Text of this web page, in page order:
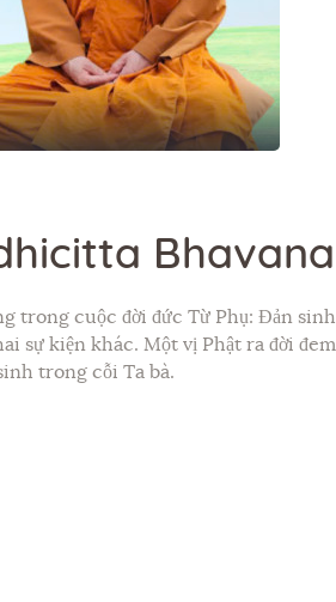
Bhavana
trong cuộc đời đức Từ Phụ: Đản sinh,
sự kiện khác. Một vị Phật ra đời đem
trong cỗi Ta bà.